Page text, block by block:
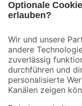
Der toom Newsletter:
Zur Newsletter
Folge uns